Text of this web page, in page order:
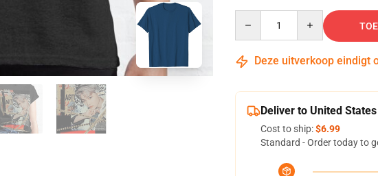
Deze uitverkoop eindigt
Deliver to United States
Cost to ship:$6.99
Standard - Order today to